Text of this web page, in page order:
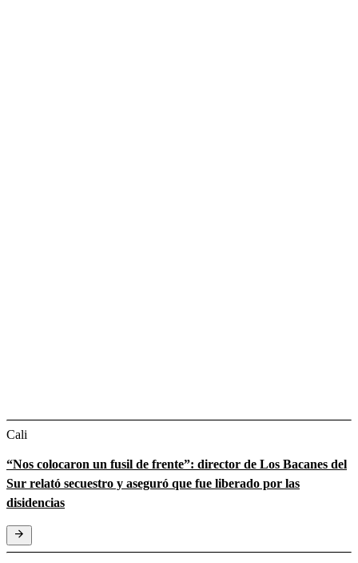
Cali
“Nos colocaron un fusil de frente”: director de Los Bacanes del
Sur relató secuestro y aseguró que fue liberado por las
disidencias